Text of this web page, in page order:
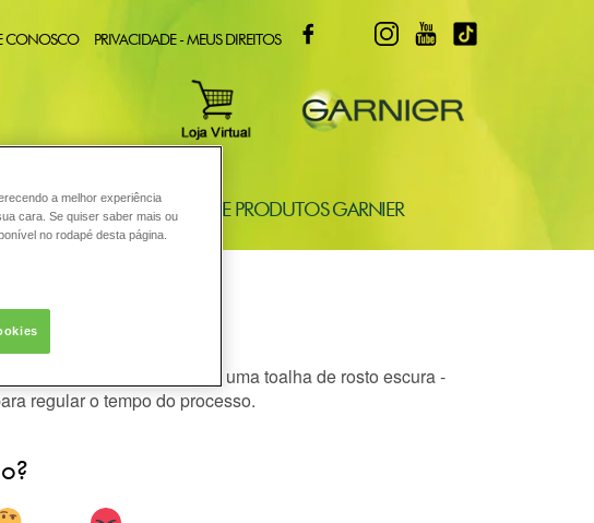
CONOSCO PRIVACIDADE - MEUS DIREITOS
FACEBOOK
TWITTER INSTAGRAM
YOUTUBE
PELE CONSULTORIA DE PRODUTOS GARNIER
etc.), você precisa de: - uma toalha de rosto escura -
regular o tempo do processo.
a melhor experiência
cara. Se quiser saber mais ou
no rodapé desta página.